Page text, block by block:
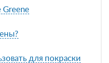
Greene
для покраски